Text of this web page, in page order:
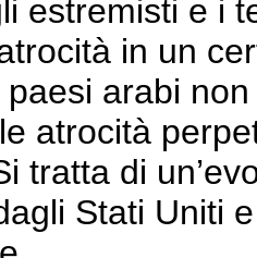
estremisti e i
in un
arabi
atrocità
tratta di
Stati Uniti